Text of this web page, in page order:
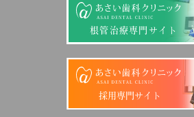
根管治療専門サイト
採用専門サイト